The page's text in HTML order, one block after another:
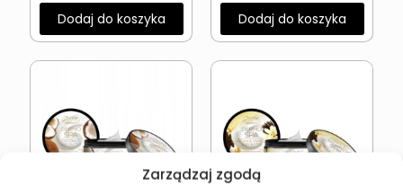
Zarządzaj zgodą
Dodaj do koszyka Dodaj do koszyka